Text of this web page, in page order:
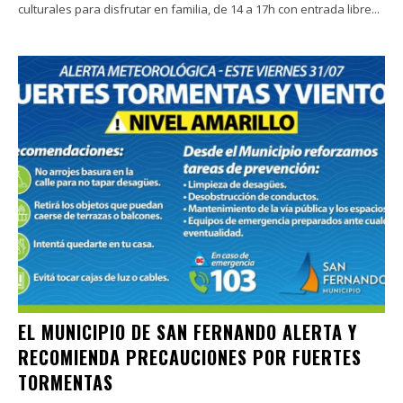
culturales para disfrutar en familia, de 14 a 17h con entrada libre...
EL MUNICIPIO DE SAN FERNANDO ALERTA Y
RECOMIENDA PRECAUCIONES POR FUERTES
TORMENTAS